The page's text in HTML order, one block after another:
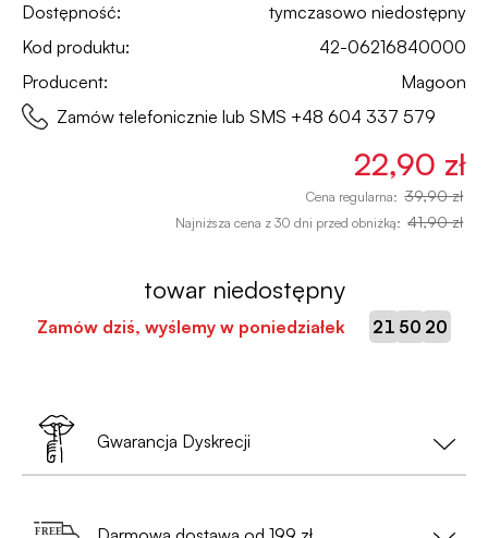
Dostępność:
tymczasowo niedostępny
Kod produktu:
42-06216840000
Producent:
Magoon
Zamów telefonicznie lub SMS +48 604 337 579
22,90 zł
Cena regularna: 39,90 zł
Najniższa cena z 30 dni przed obniżką: 41,90 zł
towar niedostępny
Zamów dziś, wyślemy w poniedziałek 21 50: 19
Gwarancja Dyskrecji